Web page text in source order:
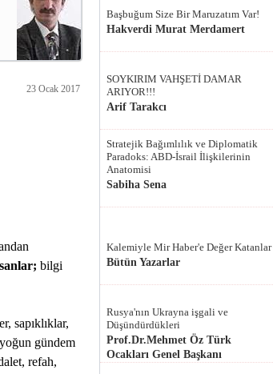
23 Ocak 2017
bilgi
sapıklıklar,
gündem
refah,
Başbuğum Size Bir Maruzatım Var!
Hakverdi Murat Merdamert
SOYKIRIM VAHŞETİ DAMAR
ARIYOR!!!
Arif Tarakcı
Stratejik Bağımlılık ve Diplomatik
Paradoks: ABD-İsrail İlişkilerinin
Anatomisi
Sabiha Sena
Kalemiyle Mir Haber'e Değer Katanlar
Bütün Yazarlar
Rusya'nın Ukrayna işgali ve
Düşündürdükleri
Prof.Dr.Mehmet Öz Türk
Ocakları Genel Başkanı